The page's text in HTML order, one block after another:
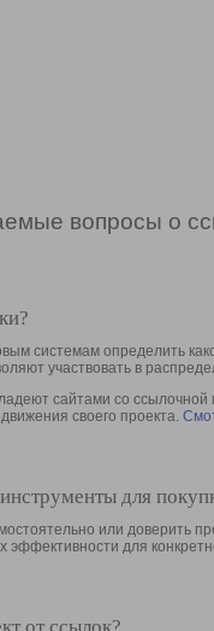
вопросы о
системам определить
участвовать в
сайтами со ссылочной
своего проекта.
для
или доверить
для